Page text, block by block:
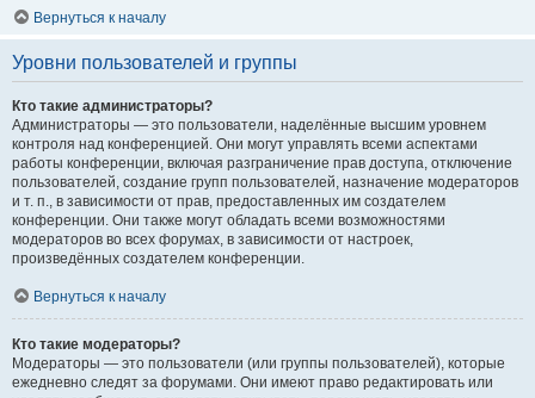
Вернуться к началу
Уровни пользователей и группы
Кто такие администраторы?
Администраторы — это пользователи, наделённые высшим уровнем
контроля над конференцией. Они могут управлять всеми аспектами
работы конференции, включая разграничение прав доступа, отключение
пользователей, создание групп пользователей, назначение модераторов
и т. п., в зависимости от прав, предоставленных им создателем
конференции. Они также могут обладать всеми возможностями
модераторов во всех форумах, в зависимости от настроек,
произведённых создателем конференции.
Вернуться к началу
Кто такие модераторы?
Модераторы — это пользователи (или группы пользователей), которые
ежедневно следят за форумами. Они имеют право редактировать или